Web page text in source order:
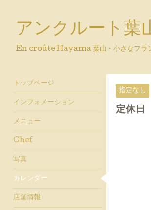
アンクルート葉
En croûte Hayama 葉山・小さなフラ
指定なし
定休日
トップページ
インフォメーション
メニュー
Chef
写真
カレンダー
店舗情報